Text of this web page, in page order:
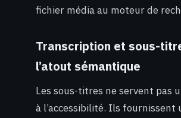
fichier média au moteur de
Transcription et sous-
l’atout sémantique
Les sous-titres ne servent pas
à l’accessibilité. Ils fournissent